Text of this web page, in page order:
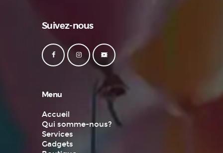
Suivez-nous
Menu
Accueil
Qui somme-nous?
Services
Gadgets